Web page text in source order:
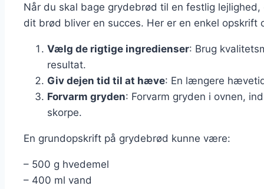
Når du skal bage grydebrød til en festlig
dit brød bliver en succes. Her er en enkel opskrift
Vælg de rigtige ingredienser: Brug
resultat.
Giv dejen tid til at hæve: En længere
Forvarm gryden: Forvarm gryden i ovnen,
skorpe.
En grundopskrift på grydebrød kunne være:
– 500 g hvedemel
– 400 ml vand